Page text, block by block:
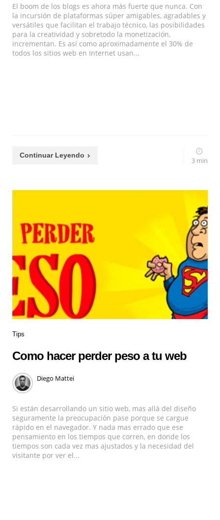
El boom de los blogs es ahora más fuerte que nunca. Con
la incursión de plataformas súper amigables, agradables y
versátiles que facilitan el trabajo técnico, las posibilidades
para la creatividad y sobretodo la monetización,
incrementan. Es así como aproximadamente el 30% de
todos los sitios web en Internet usan...
Continuar Leyendo
3 min
Tips
Como hacer perder peso a tu web
Diego Mattei
Si están desarrollando un sitio web, mas allá del diseño
seguramente la preocupación pase porque se cargue
rápido en el navegador. Y nada mas errado que ese
pensamiento en los tiempos que corren, en donde los
tiempos son cada vez mas ajustados y la necesidad del
visitante por ver el...